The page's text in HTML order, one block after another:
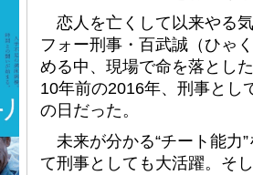
恋人を亡くして以来やる
フォー刑事・百武誠（ひゃ
める中、現場で命を落とし
10年前の2016年、刑事とし
の日だった。
未来が分かる“チート能力
て刑事としても大活躍。そ